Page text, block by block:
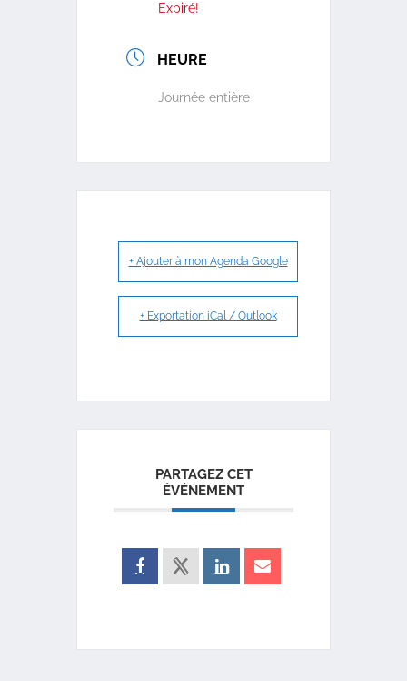
Expiré!
HEURE
Journée entière
+ Ajouter à mon Agenda Google
+ Exportation iCal / Outlook
PARTAGEZ CET
ÉVÉNEMENT